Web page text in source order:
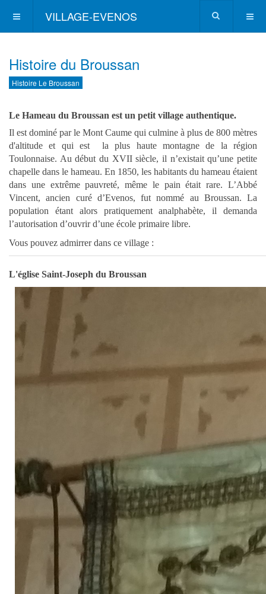
VILLAGE-EVENOS
Histoire du Broussan
Histoire Le Broussan
Le Hameau du Broussan est un petit village authentique.
Il est dominé par le Mont Caume qui culmine à plus de 800 mètres
d'altitude et qui est la plus haute montagne de la région
Toulonnaise. Au début du XVII siècle, il n’existait qu’une petite
chapelle dans le hameau. En 1850, les habitants du hameau étaient
dans une extrême pauvreté, même le pain était rare. L’Abbé
Vincent, ancien curé d’Evenos, fut nommé au Broussan. La
population étant alors pratiquement analphabète, il demanda
l’autorisation d’ouvrir d’une école primaire libre.
Vous pouvez admirrer dans ce village :
L'église Saint-Joseph du Broussan